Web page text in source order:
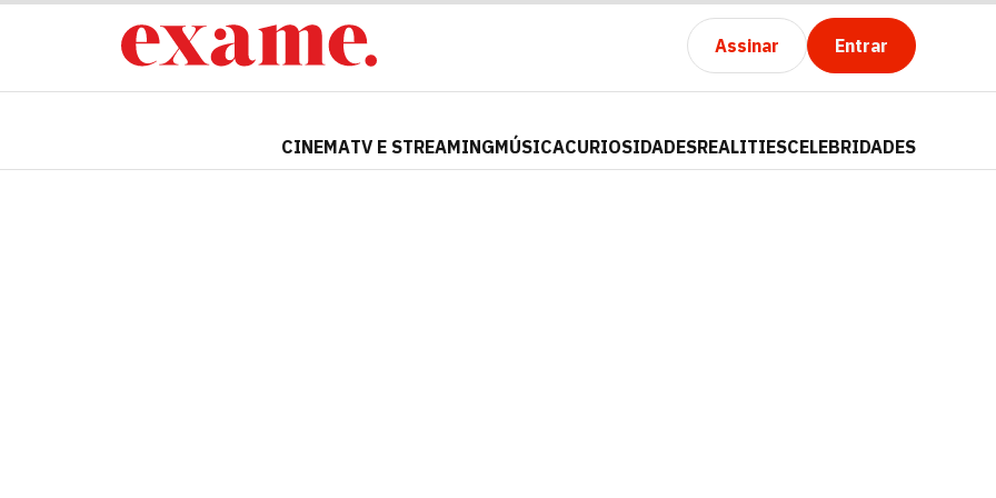
Assinar Entrar
CINEMATV E STREAMINGMÚSICACURIOSIDADESREALITIESCELEBRIDADES